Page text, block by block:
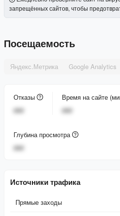
запрещённых сайтов, чтобы
Посещаемость
Яндекс.Метрика Google Analytics
Отказы
###
Время на сайте
###
Глубина просмотра
###
Источники трафика
Прямые заходы